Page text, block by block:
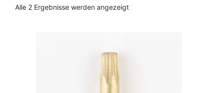
Alle 2 Ergebnisse werden angezeigt